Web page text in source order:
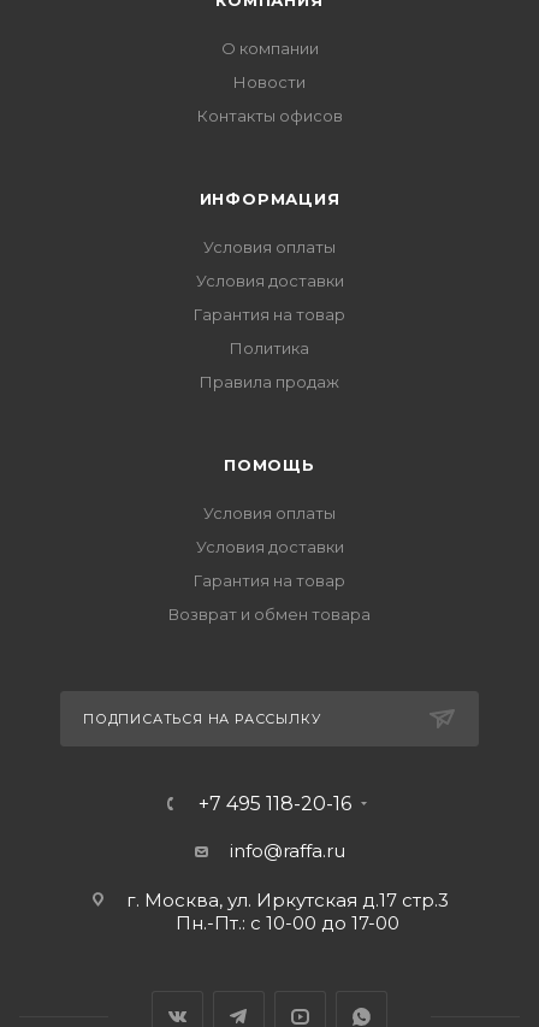
О компании
Новости
Контакты офисов
ИНФОРМАЦИЯ
Условия оплаты
Условия доставки
Гарантия на товар
Политика
Правила продаж
ПОМОЩЬ
Условия оплаты
Условия доставки
Гарантия на товар
Возврат и обмен товара
ПОДПИСАТЬСЯ НА РАССЫЛКУ
+7 495 118-20-16
info@raffa.ru
г. Москва, ул. Иркутская д.17 стр.3
Пн.-Пт.: с 10-00 до 17-00